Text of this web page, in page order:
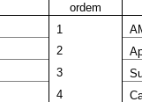
ordem
1
2
3
4